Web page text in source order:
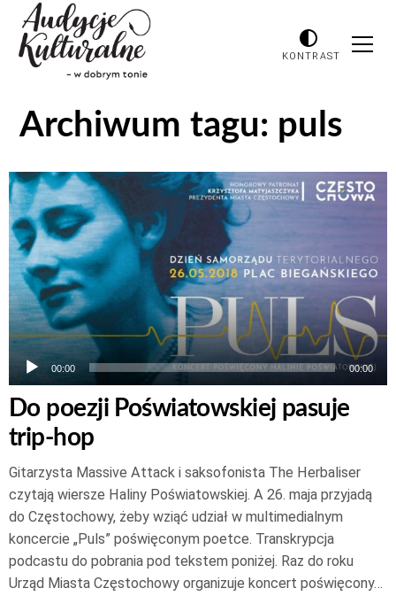
KONTRAST
Archiwum tagu: puls
Odtwarzacz
plików
dźwiękowych
00:00 00:00
Do poezji Poświatowskiej pasuje
trip-hop
Gitarzysta Massive Attack i saksofonista The Herbaliser
czytają wiersze Haliny Poświatowskiej. A 26. maja przyjadą
do Częstochowy, żeby wziąć udział w multimedialnym
koncercie „Puls” poświęconym poetce. Transkrypcja
podcastu do pobrania pod tekstem poniżej. Raz do roku
Urząd Miasta Częstochowy organizuje koncert poświęcony…